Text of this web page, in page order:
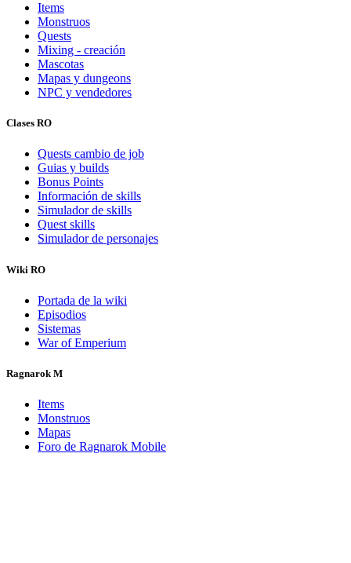
Items
Monstruos
Quests
Mixing - creación
Mascotas
Mapas y dungeons
NPC y vendedores
Clases RO
Quests cambio de job
Guias y builds
Bonus Points
Información de skills
Simulador de skills
Quest skills
Simulador de personajes
Wiki RO
Portada de la wiki
Episodios
Sistemas
War of Emperium
Ragnarok M
Items
Monstruos
Mapas
Foro de Ragnarok Mobile